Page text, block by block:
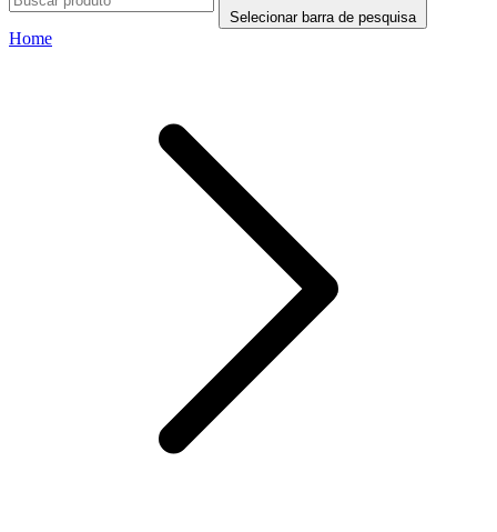
Selecionar barra de pesquisa
Home